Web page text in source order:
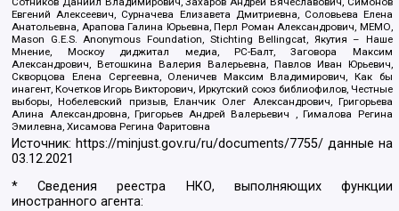
Евгений Алексеевич, Сурначева Елизавета Дмитриевна, Соловьева Елена
Анатольевна, Арапова Галина Юрьевна, Перл Роман Александрович, МЕМО,
Mason G.E.S. Anonymous Foundation, Stichting Bellingcat, Якутия – Наше
Мнение, Москоу диджитал медиа, РС-Балт, Заговора Максим
Александрович, Ветошкина Валерия Валерьевна, Павлов Иван Юрьевич,
Скворцова Елена Сергеевна, Оленичев Максим Владимирович, Как бы
инагент, Кочетков Игорь Викторович, Иркутский союз библиофилов, Честные
выборы, Нобелевский призыв, Еланчик Олег Александрович, Григорьева
Алина Александровна, Григорьев Андрей Валерьевич , Гималова Регина
Эмилевна, Хисамова Регина Фаритовна
Источник: https://minjust.gov.ru/ru/documents/7755/ данные на
03.12.2021
* Сведения реестра НКО, выполняющих функции
иностранного агента: